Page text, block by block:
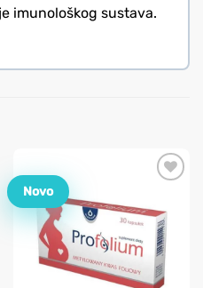
imunološkog sustava.
Novo